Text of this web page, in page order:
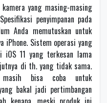
yang masing-masing
penyimpanan pada
Anda memutuskan untuk
iPhone. Sistem operasi yang
iOS 11 yang terkesan lama
di th. yang tidak sama.
masih bisa coba untuk
bakal jadi pertimbangan